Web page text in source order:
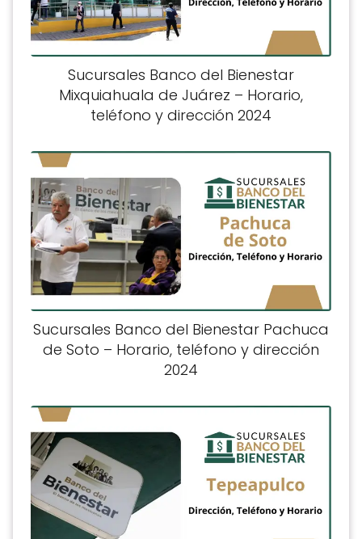
Sucursales Banco del Bienestar
Mixquiahuala de Juárez – Horario,
teléfono y dirección 2024
Sucursales Banco del Bienestar Pachuca
de Soto – Horario, teléfono y dirección
2024